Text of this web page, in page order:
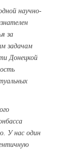
научно-
за
задачам
Донецкой
У нас один